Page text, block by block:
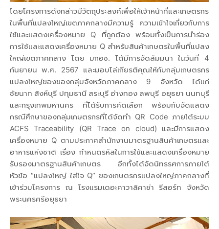
โดยโครงการดังกล่าวมีวัตถุประสงค์เพื่อให้เจ้าหน้าที่และเกษตรกร
ในพื้นที่แปลงใหญ่เขตภาคกลางมีความรู้ ความเข้าใจเกี่ยวกับการ
ใช้และแสดงเครื่องหมาย Q ที่ถูกต้อง พร้อมทั้งเป็นการนำร่อง
การใช้และแสดงเครื่องหมาย Q สำหรับสินค้าเกษตรในพื้นที่แปลง
ใหญ่เขตภาคกลาง โดย มกอช. ได้มีการจัดสัมมนา ในวันที่ 4
กันยายน พ.ศ. 2567 และมอบโล่เกียรติคุณให้กับกลุ่มเกษตรกร
แปลงใหญ่ของของกลุ่มจังหวัดภาคกลาง 9 จังหวัด ได้แก่
ชัยนาท สิงห์บุรี ปทุมธานี สระบุรี อ่างทอง ลพบุรี อยุธยา นนทบุรี
และกรุงเทพมหานคร ที่ได้รับการคัดเลือก พร้อมกับจัดแสดง
กรณีศึกษาของกลุ่มเกษตรกรที่ได้จัดทำ QR Code ภายใต้ระบบ
ACFS Traceability (QR Trace on cloud) และมีการแสดง
เครื่องหมาย Q ตามประกาศสำนักงานมาตรฐานสินค้าเกษตรและ
อาหารแห่งชาติ เรื่อง กำหนดรหัสในการใช้และแสดงเครื่องหมาย
รับรองมาตรฐานสินค้าเกษตร อีกทั้งได้จัดนิทรรศการภายใต้
หัวข้อ “แปลงใหญ่ ใส่ใจ Q” ของเกษตรกรแปลงใหญ่ภาคกลางที่
เข้าร่วมโครงการ ณ โรงแรมเดอะคาวาลิคาซ่า รีสอร์ท จังหวัด
พระนครศรีอยุธยา